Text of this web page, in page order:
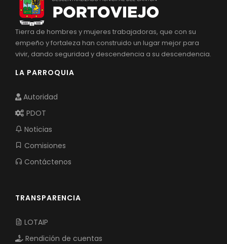
Tierra de hombres y mujeres trabajadoras, que con su
empeño y fortaleza han construido un lugar mejor para
vivir, dando seguridad y descendencia a su descendencia.
LA PARROQUIA
Autoridad
PDOT
Noticias
Comisiones
Contáctenos
TRANSPARENCIA
LOTAIP
Rendición de cuentas